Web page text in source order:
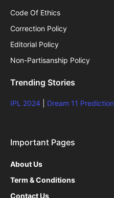
Code Of Ethics
Correction Policy
Editorial Policy
Non-Partisanship Policy
Trending Stories
IPL 2024 Dream 11 Prediction
Important Pages
About Us
Term & Conditions
Contact Us